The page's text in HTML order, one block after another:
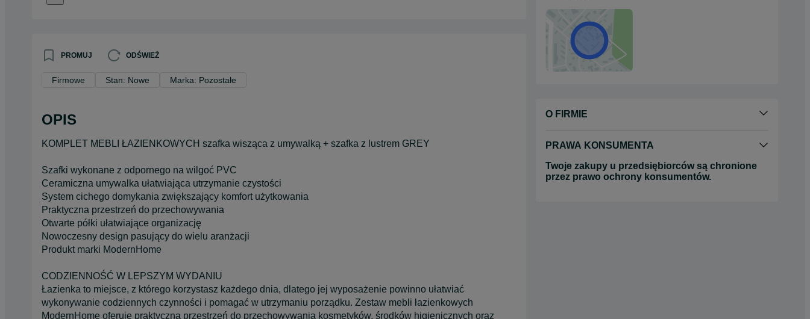
PROMUJ ODŚWIEŻ
Firmowe Stan: Nowe Marka: Pozostałe
OPIS
KOMPLET MEBLI ŁAZIENKOWYCH szafka wisząca z umywalką + szafka z lustrem GREY
Szafki wykonane z odpornego na wilgoć PVC
Ceramiczna umywalka ułatwiająca utrzymanie czystości
System cichego domykania zwiększający komfort użytkowania
Praktyczna przestrzeń do przechowywania
Otwarte półki ułatwiające organizację
Nowoczesny design pasujący do wielu aranżacji
Produkt marki ModernHome
CODZIENNOŚĆ W LEPSZYM WYDANIU
Łazienka to miejsce, z którego korzystasz każdego dnia, dlatego jej wyposażenie powinno ułatwiać
wykonywanie codziennych czynności i pomagać w utrzymaniu porządku. Zestaw mebli łazienkowych
ModernHome oferuje praktyczną przestrzeń do przechowywania kosmetyków, środków higienicznych oraz
O FIRMIE
PRAWA KONSUMENTA
Twoje zakupy u przedsiębiorców są chronione
przez prawo ochrony konsumentów.